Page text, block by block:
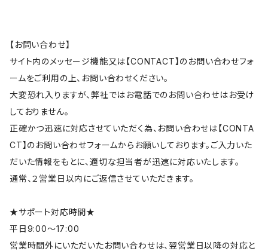
【お問い合わせ】
サイト内のメッセージ機能又は【CONTACT】のお問い合わせフォ
ームをご利用の上、お問い合わせください。
大変恐れ入りますが、弊社ではお電話でのお問い合わせはお受け
しておりません。
正確かつ迅速に対応させていただく為、お問い合わせは【CONTA
CT】のお問い合わせフォームからお願いしております。ご入力いた
だいた情報をもとに、適切な担当者が迅速に対応いたします。
通常、２営業日以内にご返信させていただきます。
★サポート対応時間★
平日9:00～17:00
営業時間外にいただいたお問い合わせは、翌営業日以降の対応と